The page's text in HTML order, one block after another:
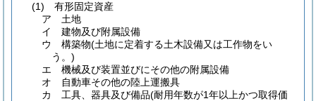
(1)
有形固定資産
ア
土地
イ
建物及び附属設備
ウ
構築物(土地に定着する土木設備又は工作物をい
う。)
エ
機械及び装置並びにその他の附属設備
オ
自動車その他の陸上運搬具
カ
工具、器具及び備品(耐用年数が1年以上かつ取得価